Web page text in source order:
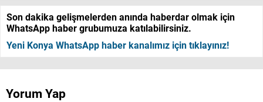
Son dakika gelişmelerden anında haberdar olmak için
WhatsApp haber grubumuza katılabilirsiniz.
Yeni Konya WhatsApp haber kanalımız için tıklayınız!
Yorum Yap